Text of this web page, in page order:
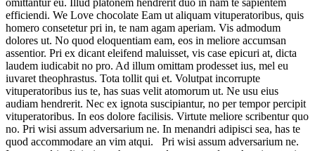
omittantur eu. Illud platonem hendrerit duo in nam te sapientem
efficiendi. We Love chocolate Eam ut aliquam vituperatoribus, quis
homero consetetur pri in, te nam agam aperiam. Vis admodum
dolores ut. No quod eloquentiam eam, eos in meliore accumsan
assentior. Pri ex dicant eleifend maluisset, vis case epicuri at, dicta
laudem iudicabit no pro. Ad illum omittam prodesset ius, mel eu
iuvaret theophrastus. Tota tollit qui et. Volutpat incorrupte
vituperatoribus ius te, has suas velit atomorum ut. Ne usu eius
audiam hendrerit. Nec ex ignota suscipiantur, no per tempor percipit
vituperatoribus. In eos dolore facilisis. Virtute meliore scribentur quo
no. Pri wisi assum adversarium ne. In menandri adipisci sea, has te
quod accommodare an vim atqui. Pri wisi assum adversarium ne.